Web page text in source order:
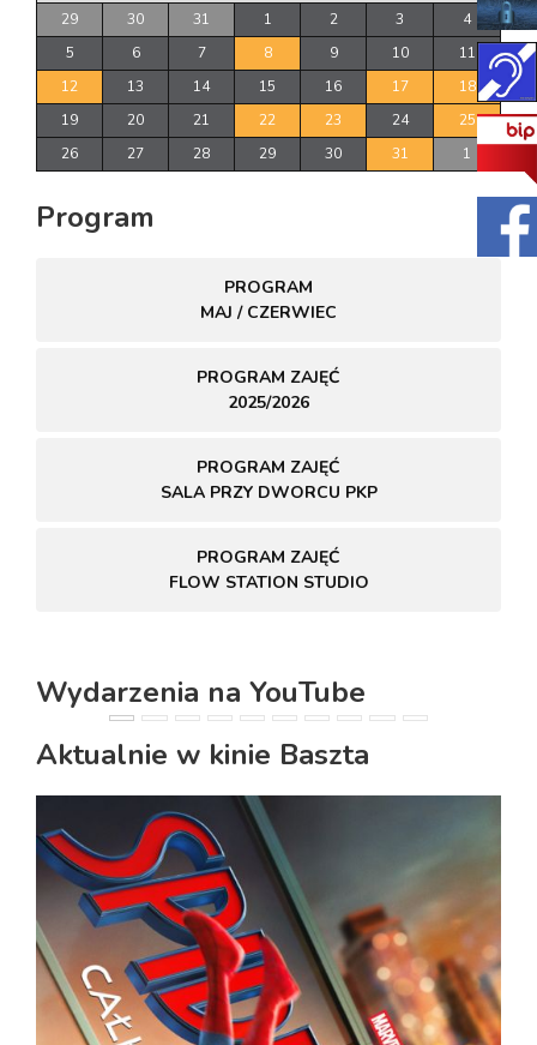
29 30 31 1 2 3
4
5
6 7 8 9 10
11
12
13 14 15 16 17
18
19
20 21 22 23 24
25
26
27 28 29 30 31 1
Program
PROGRAM
MAJ / CZERWIEC
PROGRAM ZAJĘĆ
2025/2026
PROGRAM ZAJĘĆ
SALA PRZY DWORCU PKP
PROGRAM ZAJĘĆ
FLOW STATION STUDIO
Wydarzenia na YouTube
PREVIOUS
Aktualnie w kinie Baszta